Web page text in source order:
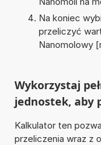
Na koniec
przeliczyć
Nanomolowy
Wykorzystaj
jednostek, aby
Kalkulator ten
przeliczenia wraz z